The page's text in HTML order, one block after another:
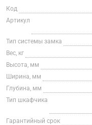
Код
Артикул
Тип системы замка
Вес, кг
Высота, мм
Ширина, мм
Глубина, мм
Тип шкафчика
Гарантийный срок